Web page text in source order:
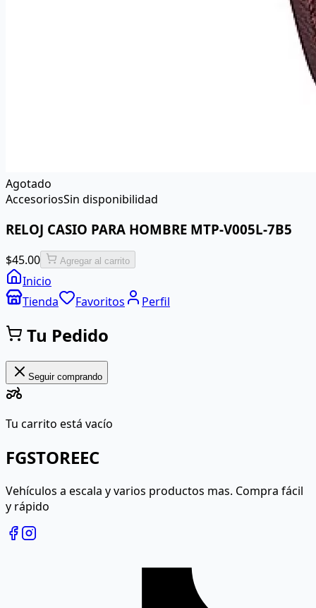
Agotado
AccesoriosSin disponibilidad
RELOJ CASIO PARA HOMBRE MTP-V005L-7B5
$45.00 Agregar al carrito
Inicio
Tienda
Favoritos Perfil
Tu Pedido
Seguir comprando
Tu carrito está vacío
FGSTOREEC
Vehículos a escala y varios productos mas. Compra fácil
y rápido